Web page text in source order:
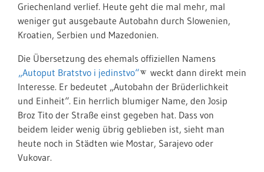
Griechenland verlief. Heute geht die mal mehr, mal
weniger gut ausgebaute Autobahn durch Slowenien,
Kroatien, Serbien und Mazedonien.
Die Übersetzung des ehemals offiziellen Namens
„Autoput Bratstvo i jedinstvo“
weckt dann direkt mein
Interesse. Er bedeutet „Autobahn der Brüderlichkeit
und Einheit“. Ein herrlich blumiger Name, den Josip
Broz Tito der Straße einst gegeben hat. Dass von
beidem leider wenig übrig geblieben ist, sieht man
heute noch in Städten wie Mostar, Sarajevo oder
Vukovar.